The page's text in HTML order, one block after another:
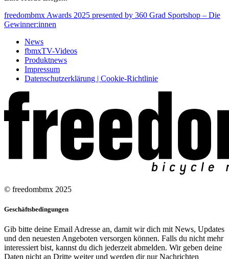
freedombmx Awards 2025 presented by 360 Grad Sportshop – Die
Gewinner:innen
News
fbmxTV-Videos
Produktnews
Impressum
Datenschutzerklärung | Cookie-Richtlinie
© freedombmx 2025
Geschäftsbedingungen
Gib bitte deine Email Adresse an, damit wir dich mit News, Updates
und den neuesten Angeboten versorgen können. Falls du nicht mehr
interessiert bist, kannst du dich jederzeit abmelden. Wir geben deine
Daten nicht an Dritte weiter und werden dir nur Nachrichten